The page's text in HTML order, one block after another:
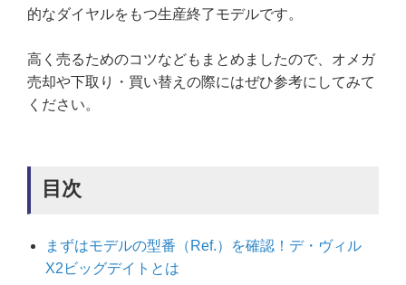
的なダイヤルをもつ生産終了モデルです。
高く売るためのコツなどもまとめましたので、オメガ
売却や下取り・買い替えの際にはぜひ参考にしてみて
ください。
目次
まずはモデルの型番（Ref.）を確認！デ・ヴィル
X2ビッグデイトとは